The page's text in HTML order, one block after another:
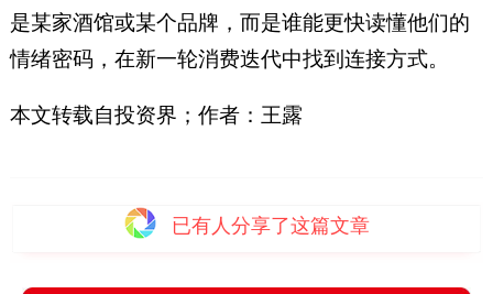
是某家酒馆或某个品牌，而是谁能更快读懂他们的
情绪密码，在新一轮消费迭代中找到连接方式。
本文转载自投资界； 作者：王露
已有 人分享了这篇文章